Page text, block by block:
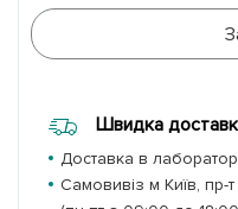
Швидка
Доставка в
Самовивіз м Київ,